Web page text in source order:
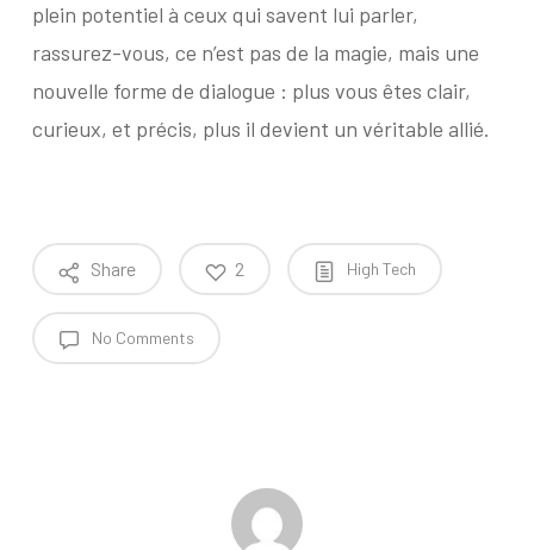
plein potentiel à ceux qui savent lui parler,
rassurez-vous, ce n’est pas de la magie, mais une
nouvelle forme de dialogue : plus vous êtes clair,
curieux, et précis, plus il devient un véritable allié.
Share 2 High Tech
No Comments